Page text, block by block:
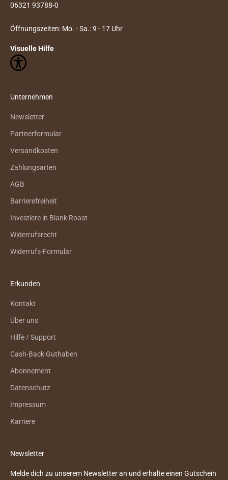
06321 93788-0
Öffnungszeiten: Mo. - Sa.: 9 - 17 Uhr
Visuelle Hilfe
Unternehmen
Newsletter
Partnerformular
Versandkosten
Zahlungsarten
AGB
Barrierefreiheit
Investiere in Blank Roast
Widerrufsrecht
Widerrufs-Formular
Erkunden
Kontakt
Über uns
Hilfe / Support
Cash-Back Guthaben
Abonnement
Datenschutz
Impressum
Karriere
Newsletter
Melde dich zu unserem Newsletter an und erhalte einen Gutschein